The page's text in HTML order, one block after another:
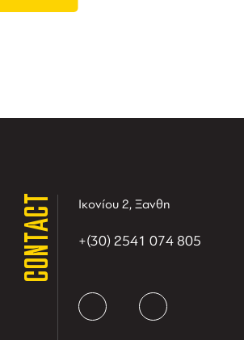
CONTACT Ικονίου 2, Ξανθη
+(30) 2541 074 805